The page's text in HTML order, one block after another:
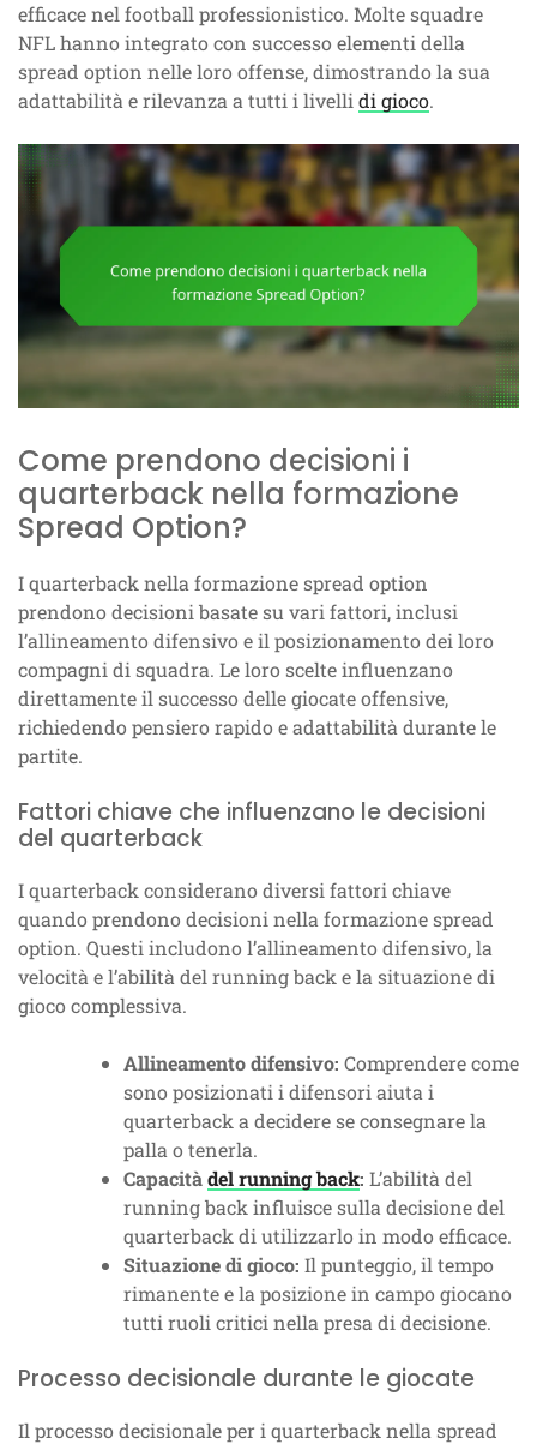
efficace nel football professionistico. Molte squadre
NFL hanno integrato con successo elementi della
spread option nelle loro offense, dimostrando la sua
adattabilità e rilevanza a tutti i livellidi gioco.
Come prendono decisioni i
quarterback nella formazione
Spread Option?
I quarterback nella formazione spread option
prendono decisioni basate su vari fattori, inclusi
l’allineamento difensivo e il posizionamento dei loro
compagni di squadra. Le loro scelte influenzano
direttamente il successo delle giocate offensive,
richiedendo pensiero rapido e adattabilità durante le
partite.
Fattori chiave che influenzano le decisioni
del quarterback
I quarterback considerano diversi fattori chiave
quando prendono decisioni nella formazione spread
option. Questi includono l’allineamento difensivo, la
velocità e l’abilità del running back e la situazione di
gioco complessiva.
Allineamento difensivo: Comprendere come
sono posizionati i difensori aiuta i
quarterback a decidere se consegnare la
palla o tenerla.
Capacitàdel running back: L’abilità del
running back influisce sulla decisione del
quarterback di utilizzarlo in modo efficace.
Situazione di gioco: Il punteggio, il tempo
rimanente e la posizione in campo giocano
tutti ruoli critici nella presa di decisione.
Processo decisionale durante le giocate
Il processo decisionale per i quarterback nella spread